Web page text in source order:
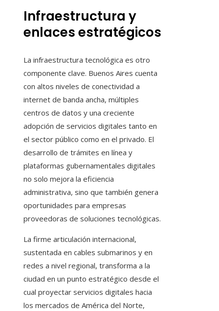
Infraestructura y
enlaces estratégicos
La infraestructura tecnológica es otro
componente clave. Buenos Aires cuenta
con altos niveles de conectividad a
internet de banda ancha, múltiples
centros de datos y una creciente
adopción de servicios digitales tanto en
el sector público como en el privado. El
desarrollo de trámites en línea y
plataformas gubernamentales digitales
no solo mejora la eficiencia
administrativa, sino que también genera
oportunidades para empresas
proveedoras de soluciones tecnológicas.
La firme articulación internacional,
sustentada en cables submarinos y en
redes a nivel regional, transforma a la
ciudad en un punto estratégico desde el
cual proyectar servicios digitales hacia
los mercados de América del Norte,